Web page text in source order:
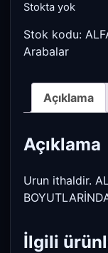
4.509₺.
Stokta yok
Stok kodu:
Arabalar
Açıklama
Açıklama
Urun ithaldir.
İlgili